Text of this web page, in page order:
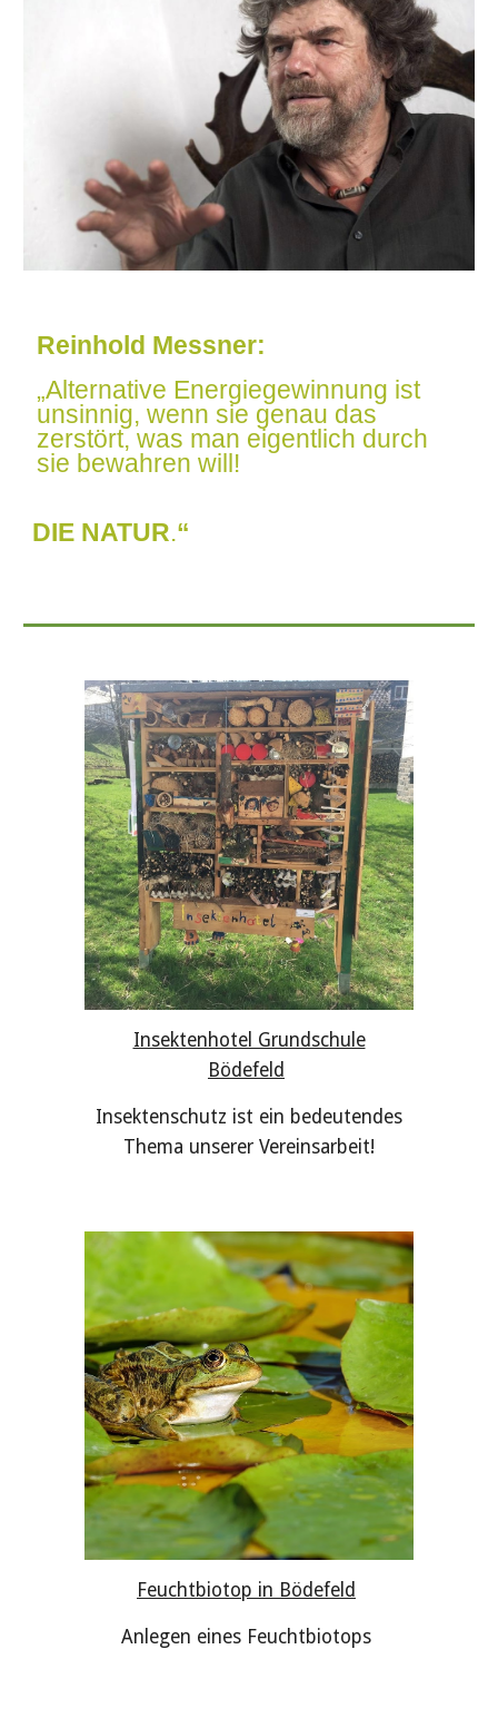
Reinhold Messner:
„Alternative Energiegewinnung ist
unsinnig, wenn sie genau das
zerstört, was man eigentlich durch
sie bewahren will!
DIE NATUR.“
Insektenhotel Grundschule
Bödefeld
Insektenschutz ist ein bedeutendes
Thema unserer Vereinsarbeit!
Feuchtbiotop in Bödefeld
Anlegen eines Feuchtbiotops